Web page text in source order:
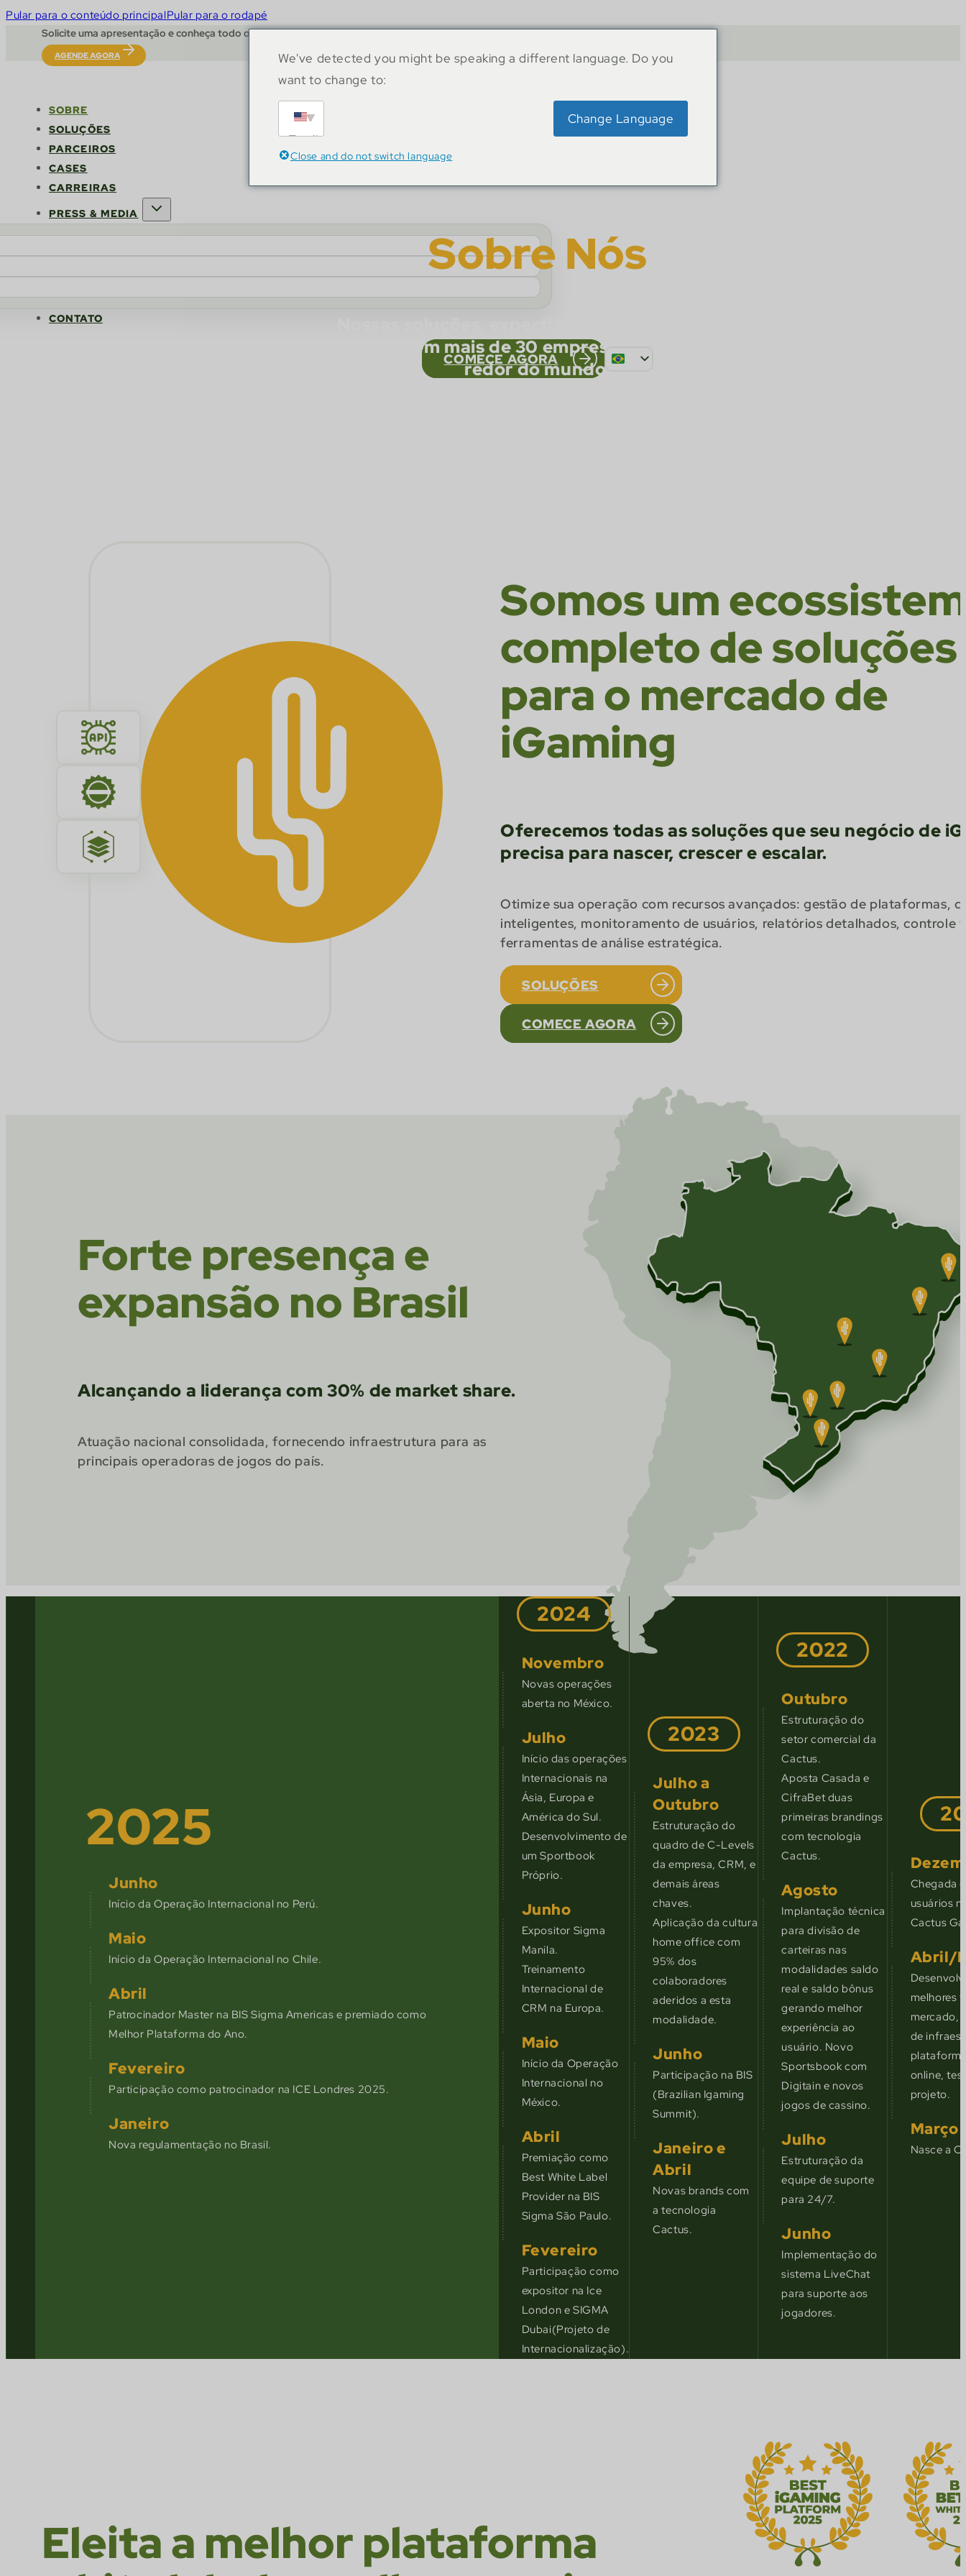
Pular para o conteúdo principalPular para o rodapé
Solicite uma apresentação e conheça todo o potencial do nosso ecossistema
AGENDE AGORA
SOBRE
SOLUÇÕES
PARCEIROS
CASES
CARREIRAS
PRESS & MEDIA
CONTATO
COMECE AGORA
Sobre Nós
presentes em mais de 30 empresas de apostas ao
redor do mundo.
Somos um
completo de soluções
para o mercado de
iGaming
Oferecemos todas as soluções que seu negócio de
precisa para nascer, crescer e escalar.
Otimize sua operação com recursos avançados: gestão de plataformas,
inteligentes, monitoramento de usuários, relatórios detalhados, controle
ferramentas de análise estratégica.
SOLUÇÕES
COMECE AGORA
Forte presença e
expansão no Brasil
Alcançando a liderança com 30% de market share.
Atuação nacional consolidada, fornecendo infraestrutura para as
principais operadoras de jogos do país.
2025
Junho
Início da Operação Internacional no Perú.
Maio
Início da Operação Internacional no Chile.
Abril
Patrocinador Master na BIS Sigma Americas e premiado como
Melhor Plataforma do Ano.
Fevereiro
Participação como patrocinador na ICE Londres 2025.
Janeiro
Nova regulamentação no Brasil.
2024
Novembro
Novas operações
aberta no México.
Julho
Início das operações
Internacionais na
Ásia, Europa e
América do Sul.
Desenvolvimento de
um Sportbook
Próprio.
Junho
Expositor Sigma
Manila.
Treinamento
Internacional de
CRM na Europa.
Maio
Início da Operação
Internacional no
México.
Abril
Premiação como
Best White Label
Provider na BIS
Sigma São Paulo.
Fevereiro
Participação como
expositor na Ice
London e SIGMA
Dubai(Projeto de
Internacionalização).
2023
Julho a
Outubro
Estruturação do
quadro de C-Levels
da empresa, CRM, e
demais áreas
chaves.
Aplicação da cultura
home office com
95% dos
colaboradores
aderidos a esta
modalidade.
Junho
Participação na BIS
(Brazilian Igaming
Summit).
Janeiro e
Abril
Novas brands com
a tecnologia
Cactus.
2022
Outubro
Estruturação do
setor comercial da
Cactus.
Aposta Casada e
CifraBet duas
primeiras brandings
com tecnologia
Cactus.
Agosto
Implantação técnica
para divisão de
carteiras nas
modalidades saldo
real e saldo bônus
gerando melhor
experiência ao
usuário. Novo
Sportsbook com
Digitain e novos
jogos de cassino.
Julho
Estruturação da
equipe de suporte
para 24/7.
Junho
Implementação do
sistema LiveChat
para suporte aos
jogadores.
Chegada
usuários
Cactus
Abril/
melhores
mercado,
de
online,
projeto.
Março
Nasce a
Eleita a melhor plataforma
We've detected you might be speaking a different language. Do you
want to change to:
English
Change Language
Close and do not switch language